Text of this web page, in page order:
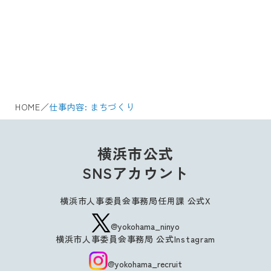
HOME／仕事内容: まちづくり
横浜市公式
SNSアカウント
横浜市人事委員会事務局任用課 公式X
@yokohama_ninyo
横浜市人事委員会事務局 公式Instagram
@yokohama_recruit